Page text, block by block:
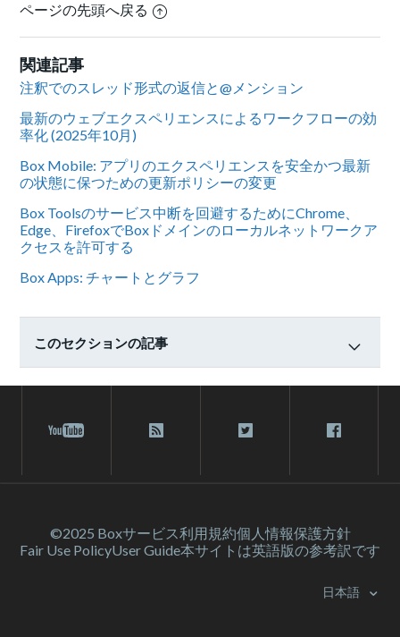
ページの先頭へ戻る
関連記事
注釈でのスレッド形式の返信と@メンション
最新のウェブエクスペリエンスによるワークフローの効
率化 (2025年10月)
Box Mobile: アプリのエクスペリエンスを安全かつ最新
の状態に保つための更新ポリシーの変更
Box Toolsのサービス中断を回避するためにChrome、
Edge、FirefoxでBoxドメインのローカルネットワークア
クセスを許可する
Box Apps: チャートとグラフ
このセクションの記事
©2025 Boxサービス利⽤規約個人情報保護方針
Fair Use PolicyUser Guide本サイトは英語版の参考訳です
日本語